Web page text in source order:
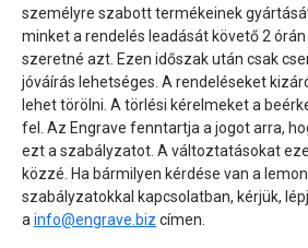
személyre szabott termékeinek
minket a rendelés leadását követő 2
szeretné azt. Ezen időszak után csak
jóváírás lehetséges. A rendeléseket
lehet törölni. A törlési kérelmeket a
fel. Az Engrave fenntartja a jogot arra,
ezt a szabályzatot. A változtatásokat
közzé. Ha bármilyen kérdése van a
szabályzatokkal kapcsolatban, kérjük,
a info@engrave.biz címen.